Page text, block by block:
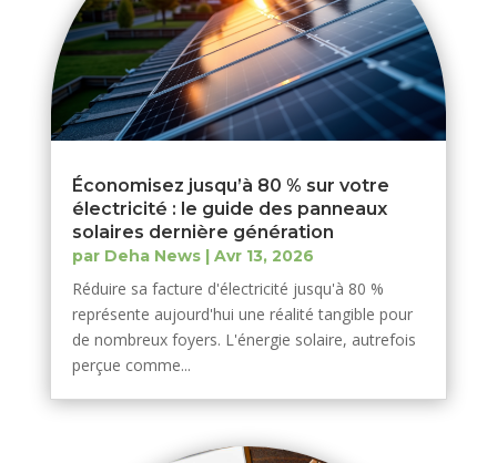
Économisez jusqu’à 80 % sur votre
électricité : le guide des panneaux
solaires dernière génération
par Deha News| Avr 13, 2026
Réduire sa facture d'électricité jusqu'à 80 %
représente aujourd'hui une réalité tangible pour
de nombreux foyers. L'énergie solaire, autrefois
perçue comme...